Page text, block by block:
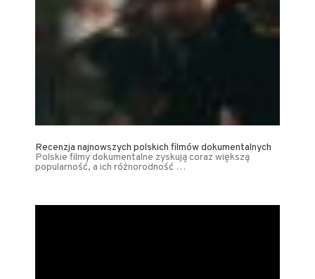
Recenzja najnowszych polskich filmów dokumentalnych
Polskie filmy dokumentalne zyskują coraz większą
popularność, a ich różnorodność …